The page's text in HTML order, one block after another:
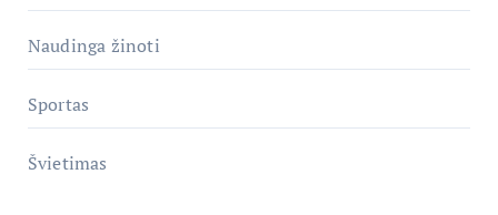
Naudinga žinoti
Sportas
Švietimas